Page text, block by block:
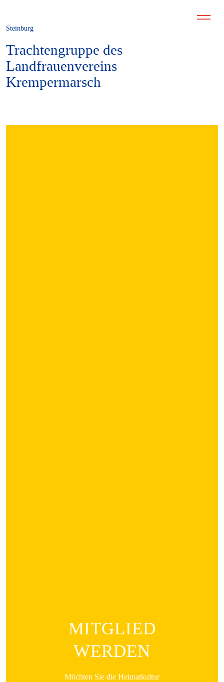
Steinburg
Trachtengruppe des
Landfrauenvereins
Krempermarsch
MITGLIED
WERDEN
Möchten Sie die Heimatkultur